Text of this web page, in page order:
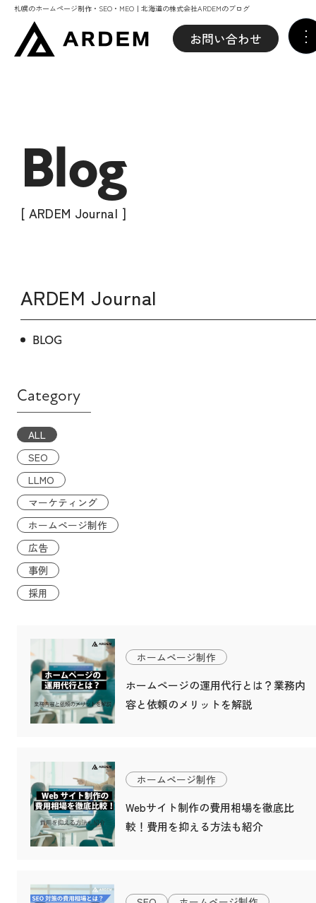
札幌のホームページ制作・SEO・MEO｜北海道の株式会社ARDEMのブログ
お問い合わせ
Blog
[ ARDEM Journal ]
ARDEM Journal
BLOG
Category
ALL
SEO
LLMO
マーケティング
ホームページ制作
広告
事例
採用
ホームページ制作
ホームページの運用代行とは？業務内
容と依頼のメリットを解説
ホームページ制作
Webサイト制作の費用相場を徹底比
較！費用を抑える方法も紹介